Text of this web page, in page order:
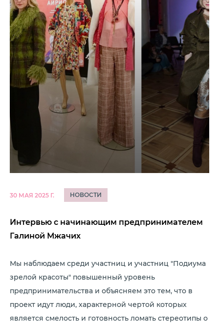
30 МАЯ 2025 Г. НОВОСТИ
Интервью с начинающим предпринимателем
Галиной Мжачих
Мы наблюдаем среди участниц и участниц "Подиума
зрелой красоты" повышенный уровень
предпринимательства и объясняем это тем, что в
проект идут люди, характерной чертой которых
является смелость и готовность ломать стереотипы о